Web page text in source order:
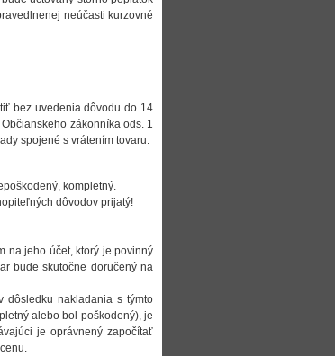
neúčasti kurzovné
bez uvedenia dôvodu do 14
zákonníka ods. 1
spojené s vrátením tovaru.
kompletný.
dôvodov prijatý!
na jeho účet, ktorý je povinný
bude skutočne doručený na
dôsledku nakladania s týmto
alebo bol poškodený), je
je oprávnený započítať